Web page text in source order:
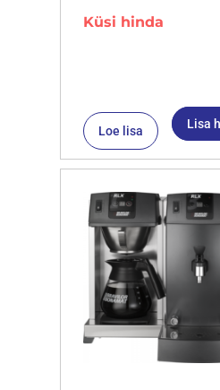
Küsi hinda
Loe lisa Lisa